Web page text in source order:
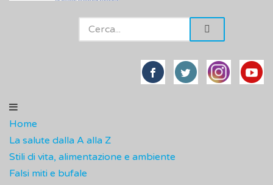
Home
La salute dalla A alla Z
Stili di vita, alimentazione e ambiente
Falsi miti e bufale